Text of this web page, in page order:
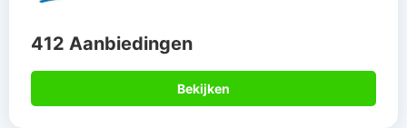
412 Aanbiedingen
Bekijken